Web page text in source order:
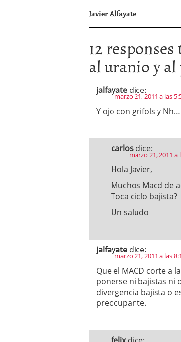
Javier Alfayate
12 responses
al uranio y
jalfayate dice:
marzo 21, 2011 a las
Y ojo con grifols y
carlos dice:
marzo 21, 2011 a
Hola Javier,
Muchos Macd de
Toca ciclo bajista?
Un saludo
jalfayate dice:
marzo 21, 2011 a las
Que el MACD corte a
ponerse ni bajistas ni
divergencia bajista o
preocupante.